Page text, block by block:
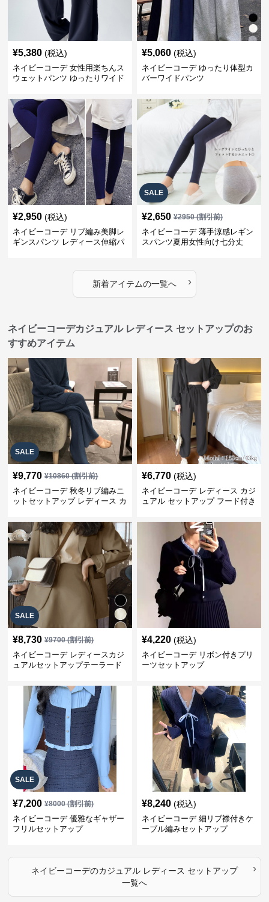
¥5,380 (税込)
ネイビーコーデ 女性用楽ちんス
ウェットパンツ ゆったりワイド
¥5,060 (税込)
ネイビーコーデ ゆったり体型カ
バーワイドパンツ
¥2,950 (税込)
ネイビーコーデ リブ編み美脚レ
ギンスパンツ レディース伸縮パ
SALE
¥2,650 ¥2950(割引前)
ネイビーコーデ 薄手涼感レギン
スパンツ夏用女性向け七分丈
新着アイテムの一覧へ ›
ネイビーコーデカジュアル レディース セットアップのお
すすめアイテム
SALE
¥9,770 ¥10860(割引前)
ネイビーコーデ 秋冬リブ編みニ
ットセットアップ レディース カ
¥6,770 (税込)
ネイビーコーデ レディース カジ
ュアル セットアップ フード付き
SALE
¥8,730 ¥9700(割引前)
ネイビーコーデ レディースカジ
ュアルセットアップテーラード
¥4,220 (税込)
ネイビーコーデ リボン付きプリ
ーツセットアップ
SALE
¥7,200 ¥8000(割引前)
ネイビーコーデ 優雅なギャザー
フリルセットアップ
¥8,240 (税込)
ネイビーコーデ 細リブ襟付きケ
ーブル編みセットアップ
ネイビーコーデのカジュアル レディース セットアップ
一覧へ
›